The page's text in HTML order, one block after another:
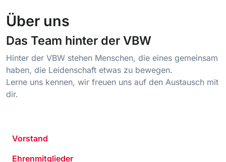
Über uns
Das Team hinter der VBW
Hinter der VBW stehen Menschen, die eines gemeinsam
haben, die Leidenschaft etwas zu bewegen.
Lerne uns kennen, wir freuen uns auf den Austausch mit
dir.
Vorstand
Ehrenmitglieder